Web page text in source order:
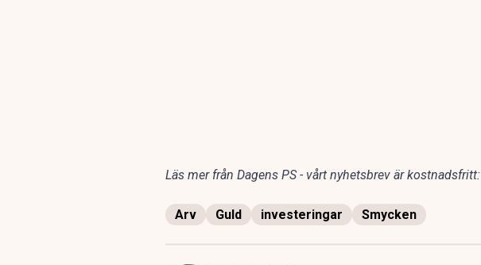
Läs mer från Dagens PS - vårt nyhetsbrev är kostnadsfritt:
Arv Guld investeringar Smycken